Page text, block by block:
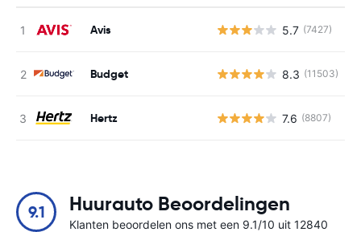
Avis 5.7 (7427)
Budget 8.3 (11503)
Hertz 7.6 (8807)
9.1 Huurauto Beoordelingen
Klanten beoordelen ons met een 9.1/10 uit 12840